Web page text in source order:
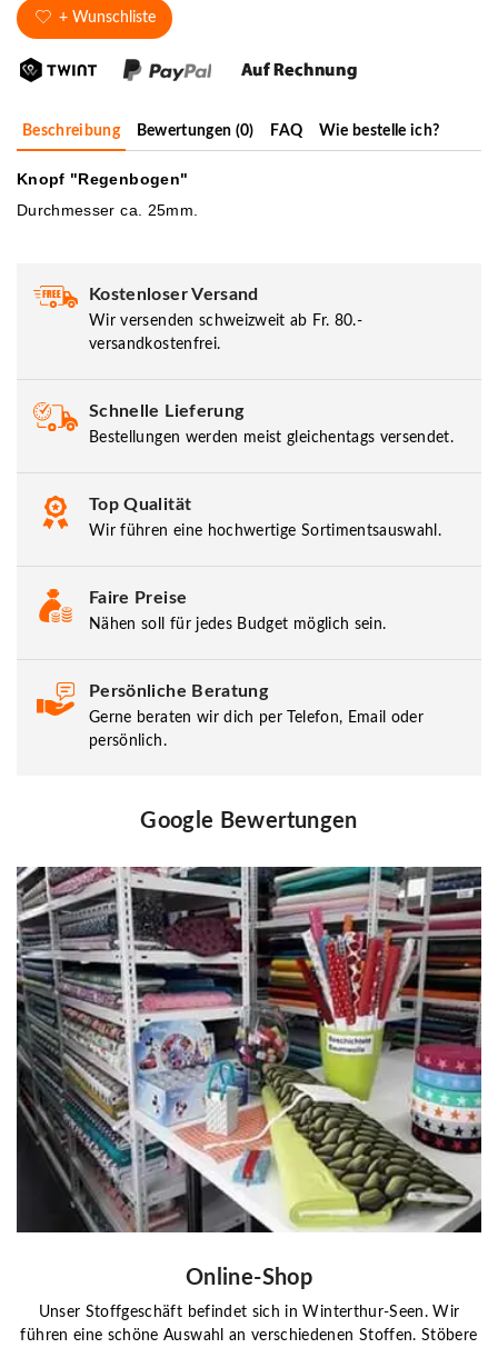
+ Wunschliste
Beschreibung Bewertungen (0) FAQ Wie bestelle ich?
Knopf "Regenbogen"
Durchmesser ca. 25mm.
Kostenloser Versand
Wir versenden schweizweit ab Fr. 80.-
versandkostenfrei.
Schnelle Lieferung
Bestellungen werden meist gleichentags versendet.
Top Qualität
Wir führen eine hochwertige Sortimentsauswahl.
Faire Preise
Nähen soll für jedes Budget möglich sein.
Persönliche Beratung
Gerne beraten wir dich per Telefon, Email oder
persönlich.
Google Bewertungen
Online-Shop
Unser Stoffgeschäft befindet sich in Winterthur-Seen. Wir
führen eine schöne Auswahl an verschiedenen Stoffen. Stöbere